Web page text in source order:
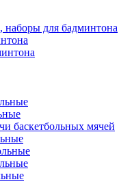
наборы для бадминтона
баскетбольных мячей